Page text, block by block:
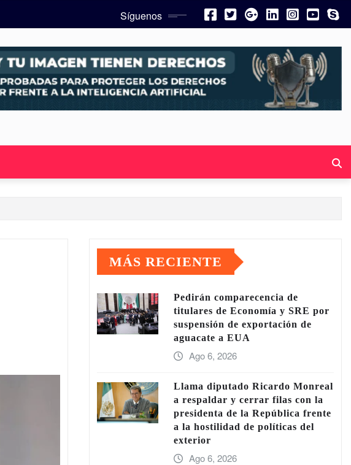
Síguenos
MÁS RECIENTE
Pedirán comparecencia de
titulares de Economía y SRE por
suspensión de exportación de
aguacate a EUA
Ago 6, 2026
Llama diputado Ricardo Monreal
a respaldar y cerrar filas con la
presidenta de la República frente
a la hostilidad de políticas del
exterior
Ago 6, 2026